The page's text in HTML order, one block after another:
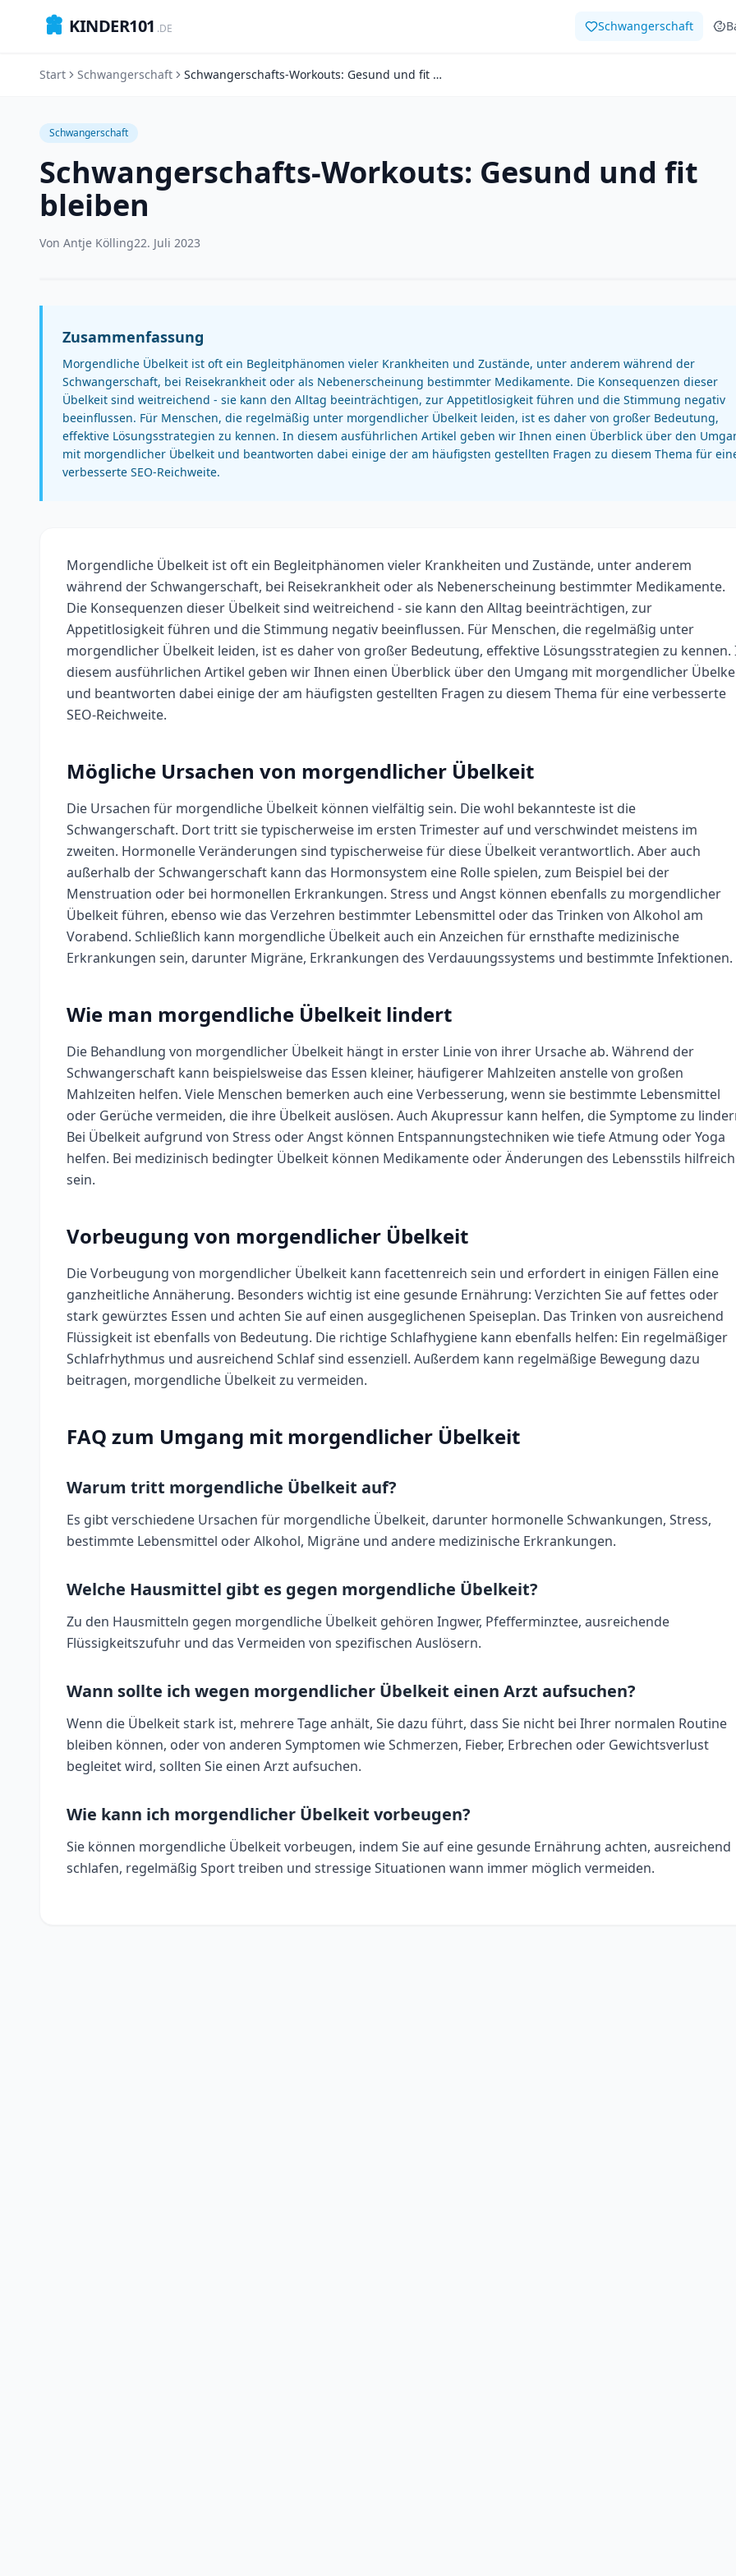
KINDER101 .DE Schwangerschaft
Start Schwangerschaft Schwangerschafts-Workouts: Gesund und fit bleiben
Schwangerschaft
Schwangerschafts-Workouts: Gesund und fit
bleiben
Von Antje Kölling22. Juli 2023
Zusammenfassung
Morgendliche Übelkeit ist oft ein Begleitphänomen vieler Krankheiten und Zustände, unter anderem während der
Schwangerschaft, bei Reisekrankheit oder als Nebenerscheinung bestimmter Medikamente. Die Konsequenzen dieser
Übelkeit sind weitreichend - sie kann den Alltag beeinträchtigen, zur Appetitlosigkeit führen und die Stimmung negativ
beeinflussen. Für Menschen, die regelmäßig unter morgendlicher Übelkeit leiden, ist es daher von großer Bedeutung,
effektive Lösungsstrategien zu kennen. In diesem ausführlichen Artikel geben wir Ihnen einen Überblick über den
mit morgendlicher Übelkeit und beantworten dabei einige der am häufigsten gestellten Fragen zu diesem Thema für
verbesserte SEO-Reichweite.
Morgendliche Übelkeit ist oft ein Begleitphänomen vieler Krankheiten und Zustände, unter anderem
während der Schwangerschaft, bei Reisekrankheit oder als Nebenerscheinung bestimmter Medikamente.
Die Konsequenzen dieser Übelkeit sind weitreichend - sie kann den Alltag beeinträchtigen, zur
Appetitlosigkeit führen und die Stimmung negativ beeinflussen. Für Menschen, die regelmäßig unter
morgendlicher Übelkeit leiden, ist es daher von großer Bedeutung, effektive Lösungsstrategien zu kennen.
diesem ausführlichen Artikel geben wir Ihnen einen Überblick über den Umgang mit morgendlicher
und beantworten dabei einige der am häufigsten gestellten Fragen zu diesem Thema für eine verbesserte
SEO-Reichweite.
Mögliche Ursachen von morgendlicher Übelkeit
Die Ursachen für morgendliche Übelkeit können vielfältig sein. Die wohl bekannteste ist die
Schwangerschaft. Dort tritt sie typischerweise im ersten Trimester auf und verschwindet meistens im
zweiten. Hormonelle Veränderungen sind typischerweise für diese Übelkeit verantwortlich. Aber auch
außerhalb der Schwangerschaft kann das Hormonsystem eine Rolle spielen, zum Beispiel bei der
Menstruation oder bei hormonellen Erkrankungen. Stress und Angst können ebenfalls zu morgendlicher
Übelkeit führen, ebenso wie das Verzehren bestimmter Lebensmittel oder das Trinken von Alkohol am
Vorabend. Schließlich kann morgendliche Übelkeit auch ein Anzeichen für ernsthafte medizinische
Erkrankungen sein, darunter Migräne, Erkrankungen des Verdauungssystems und bestimmte Infektionen.
Wie man morgendliche Übelkeit lindert
Die Behandlung von morgendlicher Übelkeit hängt in erster Linie von ihrer Ursache ab. Während der
Schwangerschaft kann beispielsweise das Essen kleiner, häufigerer Mahlzeiten anstelle von großen
Mahlzeiten helfen. Viele Menschen bemerken auch eine Verbesserung, wenn sie bestimmte Lebensmittel
oder Gerüche vermeiden, die ihre Übelkeit auslösen. Auch Akupressur kann helfen, die Symptome zu
Bei Übelkeit aufgrund von Stress oder Angst können Entspannungstechniken wie tiefe Atmung oder Yoga
helfen. Bei medizinisch bedingter Übelkeit können Medikamente oder Änderungen des Lebensstils hilfreich
sein.
Vorbeugung von morgendlicher Übelkeit
Die Vorbeugung von morgendlicher Übelkeit kann facettenreich sein und erfordert in einigen Fällen eine
ganzheitliche Annäherung. Besonders wichtig ist eine gesunde Ernährung: Verzichten Sie auf fettes oder
stark gewürztes Essen und achten Sie auf einen ausgeglichenen Speiseplan. Das Trinken von ausreichend
Flüssigkeit ist ebenfalls von Bedeutung. Die richtige Schlafhygiene kann ebenfalls helfen: Ein regelmäßiger
Schlafrhythmus und ausreichend Schlaf sind essenziell. Außerdem kann regelmäßige Bewegung dazu
beitragen, morgendliche Übelkeit zu vermeiden.
FAQ zum Umgang mit morgendlicher Übelkeit
Warum tritt morgendliche Übelkeit auf?
Es gibt verschiedene Ursachen für morgendliche Übelkeit, darunter hormonelle Schwankungen, Stress,
bestimmte Lebensmittel oder Alkohol, Migräne und andere medizinische Erkrankungen.
Welche Hausmittel gibt es gegen morgendliche Übelkeit?
Zu den Hausmitteln gegen morgendliche Übelkeit gehören Ingwer, Pfefferminztee, ausreichende
Flüssigkeitszufuhr und das Vermeiden von spezifischen Auslösern.
Wann sollte ich wegen morgendlicher Übelkeit einen Arzt aufsuchen?
Wenn die Übelkeit stark ist, mehrere Tage anhält, Sie dazu führt, dass Sie nicht bei Ihrer normalen Routine
bleiben können, oder von anderen Symptomen wie Schmerzen, Fieber, Erbrechen oder Gewichtsverlust
begleitet wird, sollten Sie einen Arzt aufsuchen.
Wie kann ich morgendlicher Übelkeit vorbeugen?
Sie können morgendliche Übelkeit vorbeugen, indem Sie auf eine gesunde Ernährung achten, ausreichend
schlafen, regelmäßig Sport treiben und stressige Situationen wann immer möglich vermeiden.